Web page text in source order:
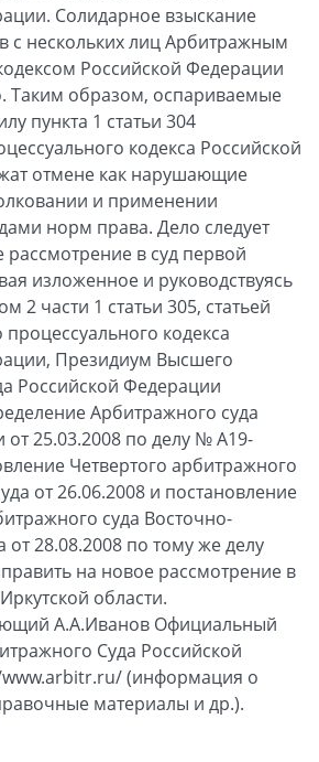
Солидарное взыскание
с нескольких лиц Арбитражным
Российской Федерации
Таким образом, оспариваемые
пункта 1 статьи 304
кодекса Российской
отмене как нарушающие
и применении
норм права. Дело следует
рассмотрение в суд первой
изложенное и руководствуясь
2 части 1 статьи 305, статьей
кодекса
Президиум Высшего
Российской Федерации
Арбитражного суда
от 25.03.2008 по делу № А19-
Четвертого арбитражного
от 26.06.2008 и постановление
суда Восточно-
от 28.08.2008 по тому же делу
на новое рассмотрение в
области.
А.А.Иванов Официальный
Суда Российской
(информация о
материалы и др.).